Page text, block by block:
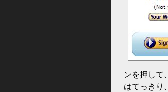
ンを押して
はてっきり